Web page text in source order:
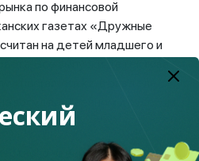
по финансовой
газетах «Дружные
на детей младшего и
государственном и русском
чтения с детьми!